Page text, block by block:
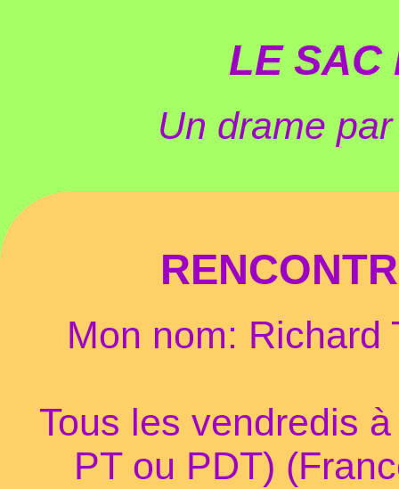
LE SAC
Un drame
Mon nom: Richard
Tous les vendredis
PT ou PDT)